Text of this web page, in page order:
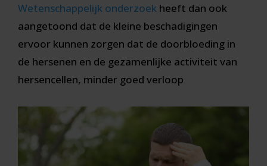
Wetenschappelijk onderzoek heeft dan ook
aangetoond dat de kleine beschadigingen
ervoor kunnen zorgen dat de doorbloeding in
de hersenen en de gezamenlijke activiteit van
hersencellen, minder goed verloop